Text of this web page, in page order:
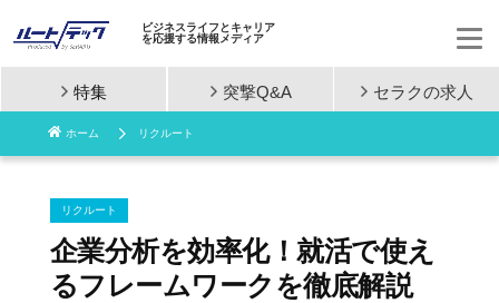
コ
ン
ビジネスライフとキャリア
を応援する情報メディア
特集 突撃Q&A セラクの求人
ホーム リクルート
リクルート
企業分析を効率化！就活で使え
るフレームワークを徹底解説